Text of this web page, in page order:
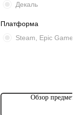
Декаль
Платформа
Steam, Epic Games
Обзор предмета